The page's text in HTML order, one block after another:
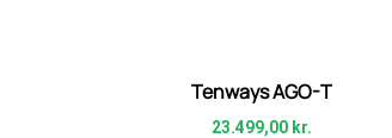
Tenways AGO-T
23.499,00 kr.